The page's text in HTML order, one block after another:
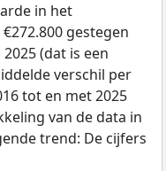
in het
gestegen
(dat is een
verschil per
tot en met 2025
van de data in
trend: De cijfers